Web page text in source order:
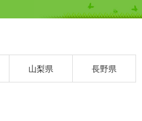
山梨県 長野県